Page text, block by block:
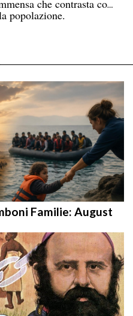
che contrasta con
popolazione.
Familie: August